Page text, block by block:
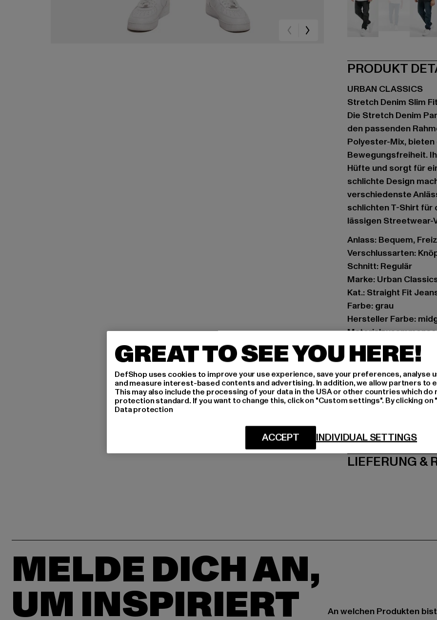
PRODUKT
URBAN CLASSICS
Stretch Denim Slim Fit
Die Stretch Denim
den passenden
Polyester-Mix,
Bewegungsfreiheit.
Hüfte und sorgt für
schlichte Design
verschiedenste
schlichten T-Shirt für
lässigen Streetwear-
Anlass: Bequem,
Verschlussarten:
Schnitt: Regulär
Marke: Urban
Kat.: Straight Fit
Farbe: grau
Hersteller Farbe:
Art.Nr: TB1437-00737
Hersteller: TB
Dr.-Robert-Murjahn-
LIEFERUNG &
MELDE DICH AN,
UM INSPIRIERT
An welchen Produkten
GREAT TO SEE YOU HERE!
DefShop uses cookies to improve your use experience, save your preferences, analyse
and measure interest-based contents and advertising. In addition, we allow partners to
This may also include the processing of your data in the USA or other countries which do
protection standard. If you want to change this, click on "Custom settings". By clicking
Data protection
INDIVIDUAL SETTINGS
ACCEPT